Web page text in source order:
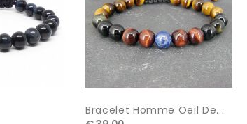
Bracelet Homme Oeil De...